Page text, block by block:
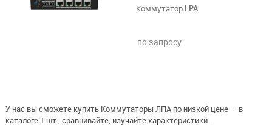
Коммутатор LPA
по запросу
У нас вы сможете купить Коммутаторы ЛПА по низкой цене — в
каталоге 1 шт., сравнивайте, изучайте характеристики.